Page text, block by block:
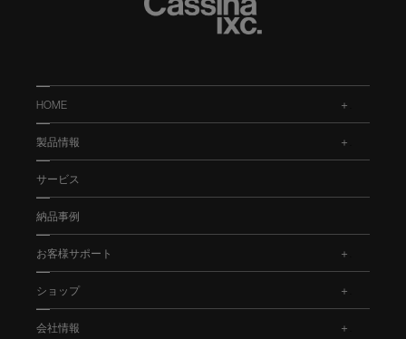
HOME
製品情報
サービス
納品事例
お客様サポート
ショップ
会社情報